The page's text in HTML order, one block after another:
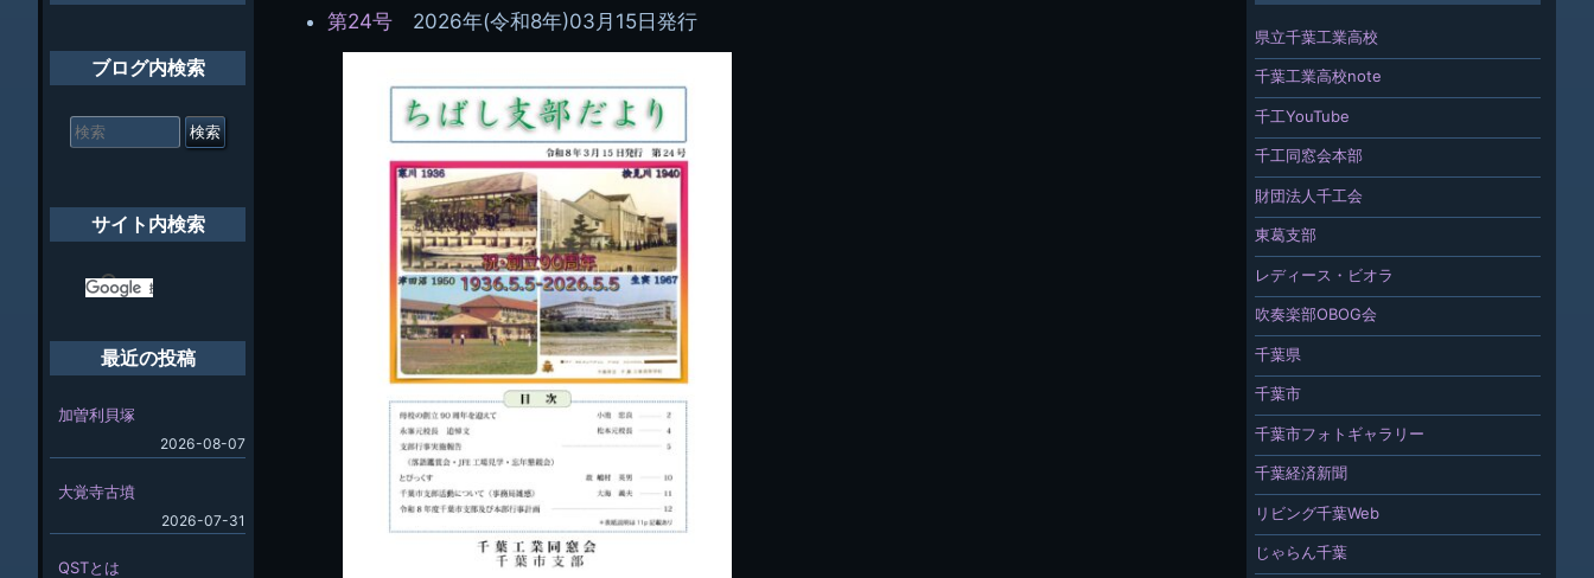
第24号 2026年(令和8年)03月15日発行
県立千葉工業高校
千葉工業高校note
千工YouTube
千工同窓会本部
財団法人千工会
東葛支部
レディース・ビオラ
吹奏楽部OBOG会
千葉県
千葉市
千葉市フォトギャラリー
千葉経済新聞
リビング千葉Web
じゃらん千葉
ブログ内検索
索
サイト内検索
最近の投稿
加曽利貝塚
2026-08-07
大覚寺古墳
2026-07-31
QSTとは